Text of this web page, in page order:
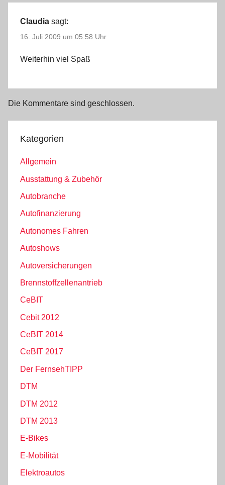
Claudia sagt:
16. Juli 2009 um 05:58 Uhr
Weiterhin viel Spaß
Die Kommentare sind geschlossen.
Kategorien
Allgemein
Ausstattung & Zubehör
Autobranche
Autofinanzierung
Autonomes Fahren
Autoshows
Autoversicherungen
Brennstoffzellenantrieb
CeBIT
Cebit 2012
CeBIT 2014
CeBIT 2017
Der FernsehTIPP
DTM
DTM 2012
DTM 2013
E-Bikes
E-Mobilität
Elektroautos